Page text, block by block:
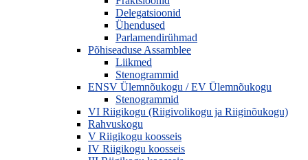
Delegatsioonid
Ühendused
Parlamendirühmad
Põhiseaduse Assamblee
Liikmed
Stenogrammid
ENSV Ülemnõukogu / EV Ülemnõukogu
Stenogrammid
VI Riigikogu (Riigivolikogu ja Riiginõukogu)
Rahvuskogu
V Riigikogu koosseis
IV Riigikogu koosseis